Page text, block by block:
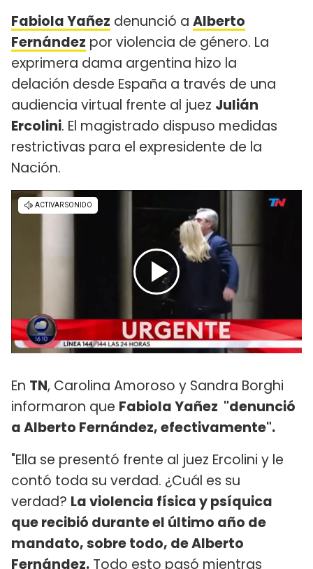
Fabiola Yañez denunció a Alberto
Fernández por violencia de género. La
exprimera dama argentina hizo la
delación desde España a través de una
audiencia virtual frente al juez Julián
Ercolini. El magistrado dispuso medidas
restrictivas para el expresidente de la
Nación.
En TN, Carolina Amoroso y Sandra Borghi
informaron que Fabiola Yañez "denunció
a Alberto Fernández, efectivamente".
"Ella se presentó frente al juez Ercolini y le
contó toda su verdad. ¿Cuál es su
verdad? La violencia física y psíquica
que recibió durante el último año de
mandato, sobre todo, de Alberto
Fernández. Todo esto pasó mientras